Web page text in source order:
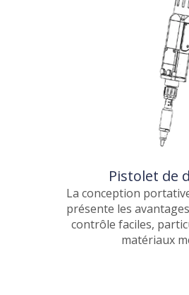
Pistolet de
La conception
présente les
contrôle faciles,
matériaux